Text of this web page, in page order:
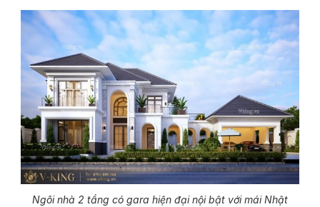
Ngôi nhà 2 tầng có gara hiện đại nội bật với mái Nhật